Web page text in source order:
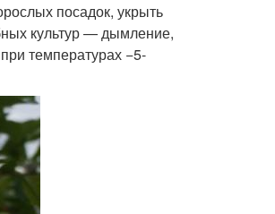
посадок, укрыть
культур — дымление,
температурах −5-